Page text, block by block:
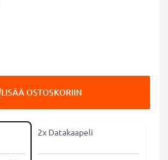
LISÄÄ OSTOSKORIIN
2x Datakaapeli